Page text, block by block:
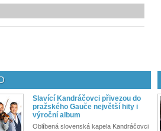
Slavící Kandráčovci přivezou do
pražského Gauče největší hity i
výroční album
Oblíbená slovenská kapela Kandráčovci